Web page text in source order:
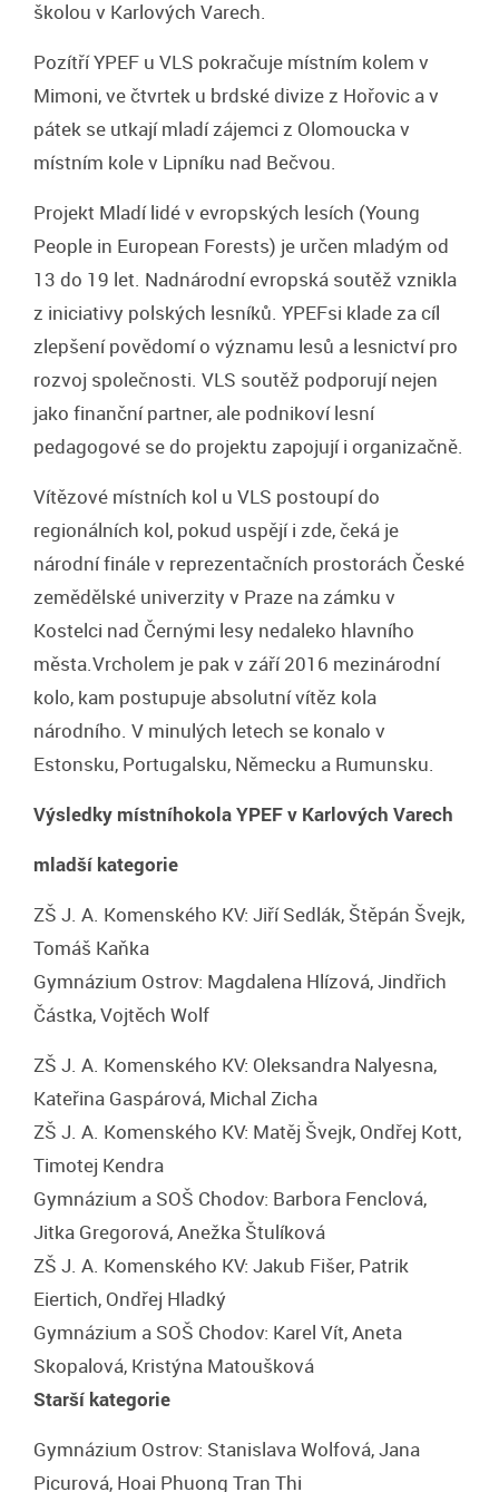
školou v Karlových Varech.
Pozítří YPEF u VLS pokračuje místním kolem v
Mimoni, ve čtvrtek u brdské divize z Hořovic a v
pátek se utkají mladí zájemci z Olomoucka v
místním kole v Lipníku nad Bečvou.
Projekt Mladí lidé v evropských lesích (Young
People in European Forests) je určen mladým od
13 do 19 let. Nadnárodní evropská soutěž vznikla
z iniciativy polských lesníků. YPEFsi klade za cíl
zlepšení povědomí o významu lesů a lesnictví pro
rozvoj společnosti. VLS soutěž podporují nejen
jako finanční partner, ale podnikoví lesní
pedagogové se do projektu zapojují i organizačně.
Vítězové místních kol u VLS postoupí do
regionálních kol, pokud uspějí i zde, čeká je
národní finále v reprezentačních prostorách České
zemědělské univerzity v Praze na zámku v
Kostelci nad Černými lesy nedaleko hlavního
města.Vrcholem je pak v září 2016 mezinárodní
kolo, kam postupuje absolutní vítěz kola
národního. V minulých letech se konalo v
Estonsku, Portugalsku, Německu a Rumunsku.
Výsledky místníhokola YPEF v Karlových Varech
mladší kategorie
ZŠ J. A. Komenského KV: Jiří Sedlák, Štěpán Švejk,
Tomáš Kaňka
Gymnázium Ostrov: Magdalena Hlízová, Jindřich
Částka, Vojtěch Wolf
ZŠ J. A. Komenského KV: Oleksandra Nalyesna,
Kateřina Gaspárová, Michal Zicha
ZŠ J. A. Komenského KV: Matěj Švejk, Ondřej Kott,
Timotej Kendra
Gymnázium a SOŠ Chodov: Barbora Fenclová,
Jitka Gregorová, Anežka Štulíková
ZŠ J. A. Komenského KV: Jakub Fišer, Patrik
Eiertich, Ondřej Hladký
Gymnázium a SOŠ Chodov: Karel Vít, Aneta
Skopalová, Kristýna Matoušková
Starší kategorie
Gymnázium Ostrov: Stanislava Wolfová, Jana
Picurová, Hoai Phuong Tran Thi